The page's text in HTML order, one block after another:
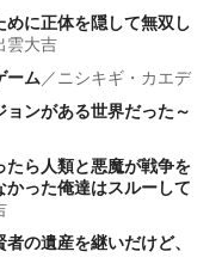
に正体を隠して無双し
雲大吉
ーム／ニシキギ・カエデ
ンがある世界だった～
ら人類と悪魔が戦争を
った俺達はスルーして
の遺産を継いだけど、